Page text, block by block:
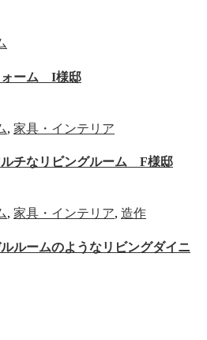
ォーム I様邸
, 家具・インテリア
ルチなリビングルーム F様邸
, 家具・インテリア, 造作
ルームのようなリビングダイニ